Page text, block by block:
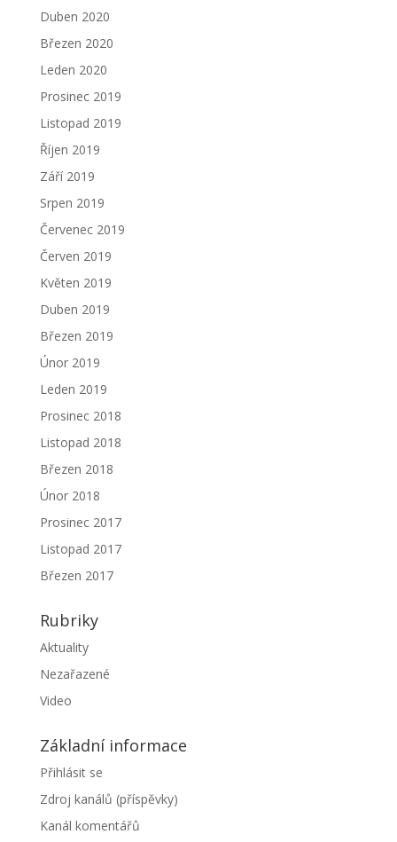
Duben 2020
Březen 2020
Leden 2020
Prosinec 2019
Listopad 2019
Říjen 2019
Září 2019
Srpen 2019
Červenec 2019
Červen 2019
Květen 2019
Duben 2019
Březen 2019
Únor 2019
Leden 2019
Prosinec 2018
Listopad 2018
Březen 2018
Únor 2018
Prosinec 2017
Listopad 2017
Březen 2017
Rubriky
Aktuality
Nezařazené
Video
Základní informace
Přihlásit se
Zdroj kanálů (příspěvky)
Kanál komentářů